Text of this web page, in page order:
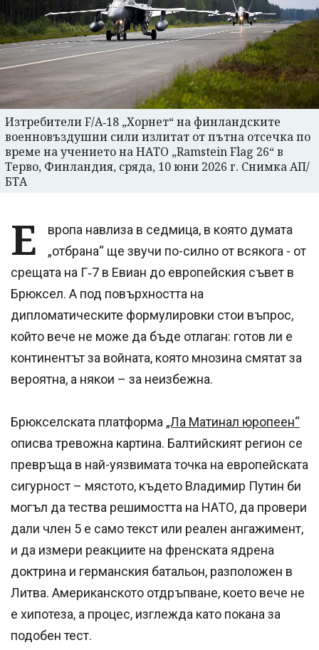
Изтребители F/A‑18 „Хорнет“ на финландските
военновъздушни сили излитат от пътна отсечка по
време на учението на НАТО „Ramstein Flag 26“ в
Терво, Финландия, сряда, 10 юни 2026 г. Снимка АП/
БТА
Е
вропа навлиза в седмица, в която думата
„отбрана“ ще звучи по-силно от всякога - от
срещата на Г‑7 в Евиан до европейския съвет в
Брюксел. А под повърхността на
дипломатическите формулировки стои въпрос,
който вече не може да бъде отлаган: готов ли е
континентът за войната, която мнозина смятат за
вероятна, а някои – за неизбежна.
Брюкселската платформа „Ла Матинал юропеен“
описва тревожна картина. Балтийският регион се
превръща в най-уязвимата точка на европейската
сигурност – мястото, където Владимир Путин би
могъл да тества решимостта на НАТО, да провери
дали член 5 е само текст или реален ангажимент,
и да измери реакциите на френската ядрена
доктрина и германския батальон, разположен в
Литва. Американското отдръпване, което вече не
е хипотеза, а процес, изглежда като покана за
подобен тест.